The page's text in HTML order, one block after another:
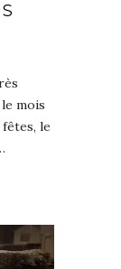
mois
le